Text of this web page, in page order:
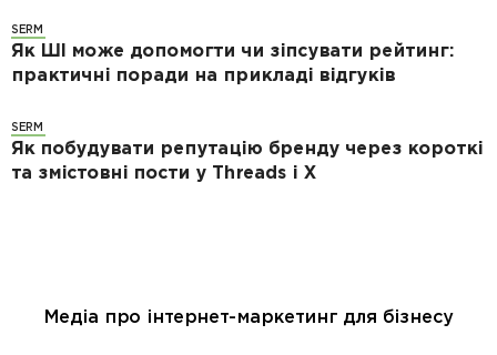
SERM
Як ШІ може допомогти чи зіпсувати рейтинг:
практичні поради на прикладі відгуків
SERM
Як побудувати репутацію бренду через короткі
та змістовні пости у Threads і Х
Медіа про інтернет-маркетинг для бізнесу